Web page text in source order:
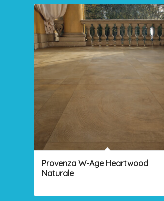
Provenza W-Age Heartwood
Naturale